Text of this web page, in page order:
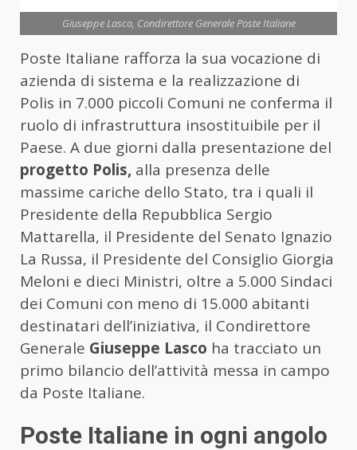
Giuseppe Lasco, Condirettore Generale Poste Italiane
Poste Italiane rafforza la sua vocazione di
azienda di sistema e la realizzazione di
Polis in 7.000 piccoli Comuni ne conferma il
ruolo di infrastruttura insostituibile per il
Paese. A due giorni dalla presentazione del
progetto Polis, alla presenza delle
massime cariche dello Stato, tra i quali il
Presidente della Repubblica Sergio
Mattarella, il Presidente del Senato Ignazio
La Russa, il Presidente del Consiglio Giorgia
Meloni e dieci Ministri, oltre a 5.000 Sindaci
dei Comuni con meno di 15.000 abitanti
destinatari dell’iniziativa, il Condirettore
Generale Giuseppe Lasco ha tracciato un
primo bilancio dell’attività messa in campo
da Poste Italiane.
Poste Italiane in ogni angolo